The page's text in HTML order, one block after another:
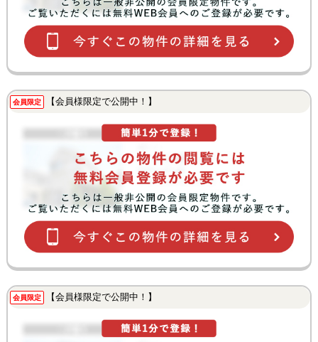
会員限定 【会員様限定で公開中！】
会員限定 【会員様限定で公開中！】